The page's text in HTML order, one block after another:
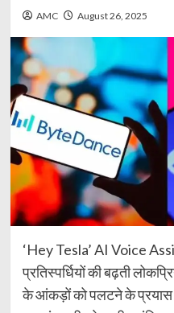
AMC August 26, 2025
‘Hey Tesla’ AI Voice
प्रतिस्पर्धियों की बढ़ती
के आंकड़ों को पलटने के प्रयास